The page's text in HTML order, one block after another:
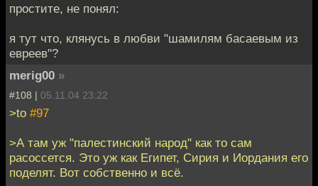
простите, не понял:
я тут что, клянусь в любви "шамилям басаевым из
евреев"?
merig00 »
#108 | 05.11.04 23:22
>to #97
>А там уж "палестинский народ" как то сам
расоссется. Это уж как Египет, Сирия и Иордания его
поделят. Вот собственно и всё.